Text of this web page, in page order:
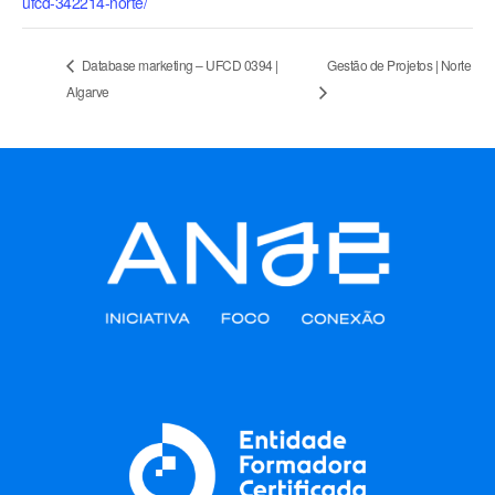
Database marketing – UFCD 0394 |
Algarve
Gestão de Projetos | Norte